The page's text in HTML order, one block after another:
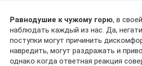
Равнодушие к чужому горю, в
наблюдать каждый из нас. Да,
поступки могут причинить
навредить, могут раздражать и
однако когда ответная реакция